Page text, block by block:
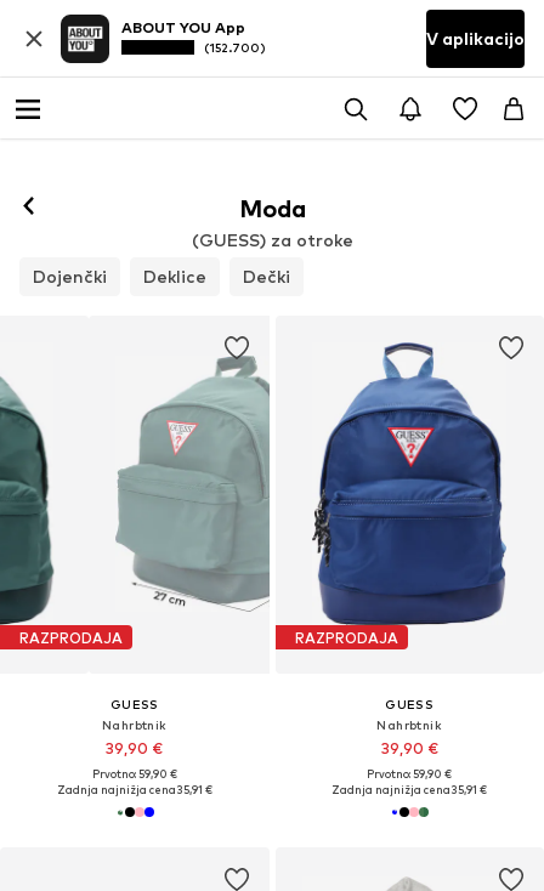
ABOUT YOU App
(152.700) V aplikacijo
Moda
(GUESS) za otroke
Dojenčki
Deklice Dečki
RAZPRODAJA
GUESS
Nahrbtnik
39,90 €
Prvotno: 59,90 €
Zadnja najnižja cena35,91 €
RAZPRODAJA
GUESS
Nahrbtnik
39,90 €
Prvotno: 59,90 €
Zadnja najnižja cena35,91 €